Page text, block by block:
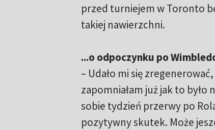
przed turniejem w Toronto
takiej nawierzchni.
...o odpoczynku po
– Udało mi się
zapomniałam już jak to było
sobie tydzień przerwy po
pozytywny skutek. Może